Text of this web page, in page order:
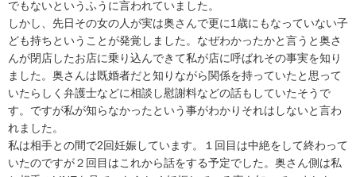
でもないというふうに言われていました。
しかし、先日その女の人が実は奥さんで更に1歳にもなっていない子
ども持ちということが発覚しました。なぜわかったかと言うと奥さ
んが閉店したお店に乗り込んできて私が店に呼ばれその事実を知り
ました。奥さんは既婚者だと知りながら関係を持っていたと思って
いたらしく弁護士などに相談し慰謝料などの話もしていたそうで
す。ですが私が知らなかったという事がわかりそれはしないと言わ
れました。
私は相手との間で2回妊娠しています。１回目は中絶をして終わって
いたのですが２回目はこれから話をする予定でした。奥さん側は私